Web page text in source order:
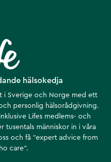
hälsokedja
i Sverige och Norge med ett
personlig hälsorådgivning.
Lifes medlems- och
tusentals människor in i våra
och få ”expert advice from
care”.